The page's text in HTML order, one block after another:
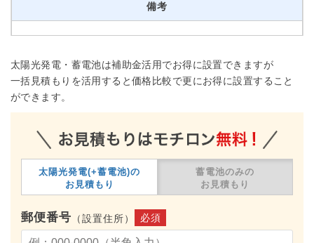
備考
太陽光発電・蓄電池は補助金活用でお得に設置できますが
一括見積もりを活用すると価格比較で更にお得に設置すること
ができます。
太陽光発電(+蓄電池)の
お見積もり
蓄電池のみの
お見積もり
郵便番号 （設置住所） 必須